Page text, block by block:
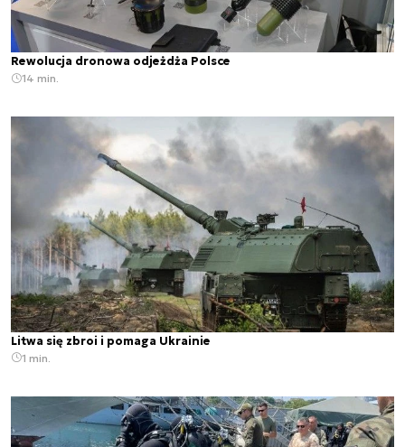
Rewolucja dronowa odjeżdża Polsce
14 min.
Litwa się zbroi i pomaga Ukrainie
1 min.